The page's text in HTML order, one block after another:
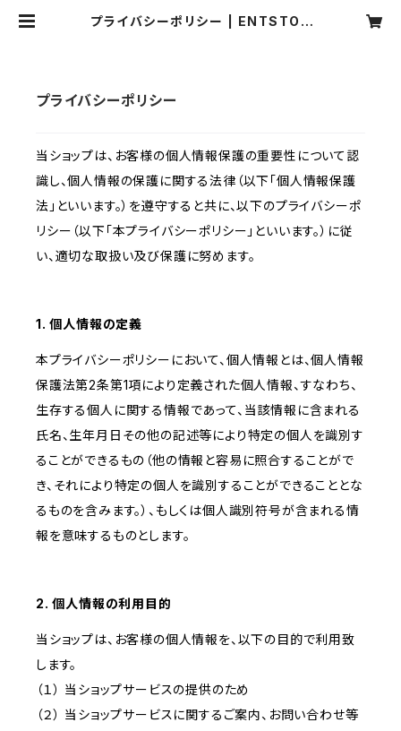
プライバシーポリシー | ENTSTOR
プライバシーポリシー
当ショップは、お客様の個人情報保護の重要性について認
識し、個人情報の保護に関する法律（以下「個人情報保護
法」といいます。）を遵守すると共に、以下のプライバシーポ
リシー（以下「本プライバシーポリシー」といいます。）に従
い、適切な取扱い及び保護に努めます。
1. 個人情報の定義
本プライバシーポリシーにおいて、個人情報とは、個人情報
保護法第2条第1項により定義された個人情報、すなわち、
生存する個人に関する情報であって、当該情報に含まれる
氏名、生年月日その他の記述等により特定の個人を識別す
ることができるもの（他の情報と容易に照合することがで
き、それにより特定の個人を識別することができることとな
るものを含みます。）、もしくは個人識別符号が含まれる情
報を意味するものとします。
2. 個人情報の利用目的
当ショップは、お客様の個人情報を、以下の目的で利用致
します。
（１） 当ショップサービスの提供のため
（２） 当ショップサービスに関するご案内、お問い合わせ等